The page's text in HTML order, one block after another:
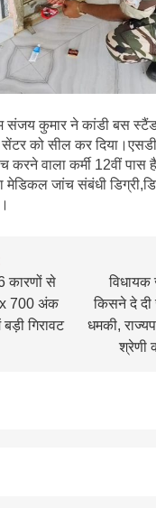
संजय कुमार ने कांडी बस
को सील कर
करने वाला कर्मी 12वीं
मेडिकल जांच संबंधी
कारणों से
700 अंक
गिरावट
विधायक
किसने दे दी
धमकी,
श्रेणी